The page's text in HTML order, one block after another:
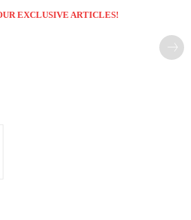
EXCLUSIVE ARTICLES!